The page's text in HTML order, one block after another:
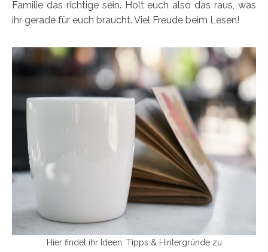
Familie das richtige sein. Holt euch also das raus, was
ihr gerade für euch braucht. Viel Freude beim Lesen!
Hier findet ihr Ideen, Tipps & Hintergründe zu